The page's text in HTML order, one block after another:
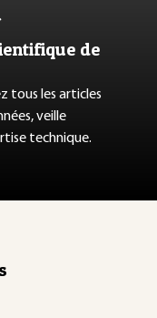
de
tous les articles
veille
technique.